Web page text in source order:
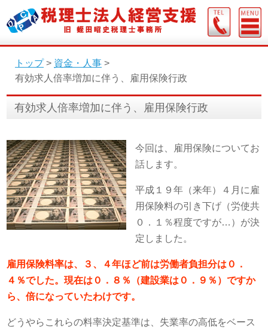
トップ> 資金・人事 >
有効求人倍率増加に伴う、雇用保険行政
有効求人倍率増加に伴う、雇用保険行政
今回は、雇用保険についてお
話します。
平成１９年（来年）４月に雇
用保険料の引き下げ（労使共
０．１％程度ですが…）が決
定しました。
雇用保険料率は、３、４年ほど前は労働者負担分は０．
４％でした。現在は０．８％（建設業は０．９％）ですか
ら、倍になっていたわけです。
どうやらこれらの料率決定基準は、失業率の高低をベース